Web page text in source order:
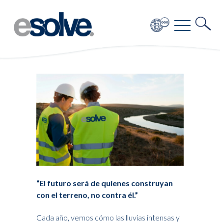
“El futuro será de quienes construyan
con el terreno, no contra él.”
Cada año, vemos cómo las lluvias intensas y